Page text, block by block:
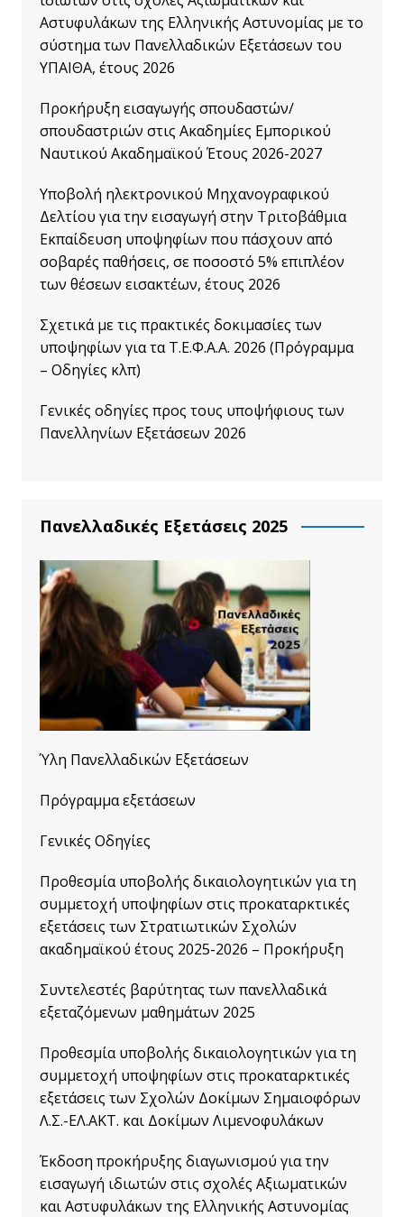
Αστυφυλάκων της Ελληνικής Αστυνομίας με το
σύστημα των Πανελλαδικών Εξετάσεων του
ΥΠΑΙΘΑ, έτους 2026
Προκήρυξη εισαγωγής σπουδαστών/
σπουδαστριών στις Ακαδημίες Εμπορικού
Ναυτικού Ακαδημαϊκού Έτους 2026-2027
Υποβολή ηλεκτρονικού Μηχανογραφικού
Δελτίου για την εισαγωγή στην Τριτοβάθμια
Εκπαίδευση υποψηφίων που πάσχουν από
σοβαρές παθήσεις, σε ποσοστό 5% επιπλέον
των θέσεων εισακτέων, έτους 2026
Σχετικά με τις πρακτικές δοκιμασίες των
υποψηφίων για τα Τ.Ε.Φ.Α.Α. 2026 (Πρόγραμμα
– Οδηγίες κλπ)
Γενικές οδηγίες προς τους υποψήφιους των
Πανελληνίων Εξετάσεων 2026
Πανελλαδικές Εξετάσεις 2025
Ύλη Πανελλαδικών Εξετάσεων
Πρόγραμμα εξετάσεων
Γενικές Οδηγίες
Προθεσμία υποβολής δικαιολογητικών για τη
συμμετοχή υποψηφίων στις προκαταρκτικές
εξετάσεις των Στρατιωτικών Σχολών
ακαδημαϊκού έτους 2025-2026 – Προκήρυξη
Συντελεστές βαρύτητας των πανελλαδικά
εξεταζόμενων μαθημάτων 2025
Προθεσμία υποβολής δικαιολογητικών για τη
συμμετοχή υποψηφίων στις προκαταρκτικές
εξετάσεις των Σχολών Δοκίμων Σημαιοφόρων
Λ.Σ.-ΕΛ.ΑΚΤ. και Δοκίμων Λιμενοφυλάκων
Έκδοση προκήρυξης διαγωνισμού για την
εισαγωγή ιδιωτών στις σχολές Αξιωματικών
και Αστυφυλάκων της Ελληνικής Αστυνομίας